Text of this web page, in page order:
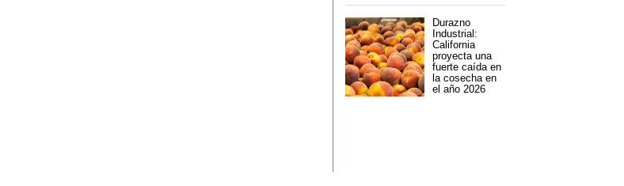
Durazno
Industrial:
California
proyecta una
fuerte caída en
la cosecha en
el año 2026